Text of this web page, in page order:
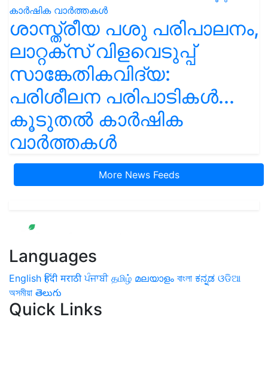
ശാസ്ത്രീയ പശു പരിപാലനം,
ലാറ്റക്സ് വിളവെടുപ്പ്
സാങ്കേതികവിദ്യ:
പരിശീലന പരിപാടികൾ...
കൂടുതൽ കാർഷിക
വാർത്തകൾ
More News Feeds
Languages
English हिंदी मराठी ਪੰਜਾਬੀ தமிழ் മലയാളം বাংলা ಕನ್ನಡ ଓଡିଆ
অসমীয়া తెలుగు
Quick Links